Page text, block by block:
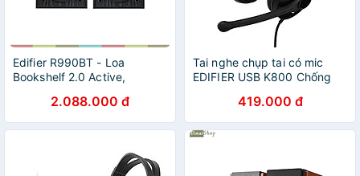
Edifier R990BT - Loa
Bookshelf 2.0 Active,
24W, Đầu Vào RCA Kép Đa
Dạng Với Điện Thoại, Máy
Tính - Hàng Chính Hãng
2.088.000 đ
Tai nghe chụp tai có mic
EDIFIER USB K800 Chống
chính hãng419.000 đ